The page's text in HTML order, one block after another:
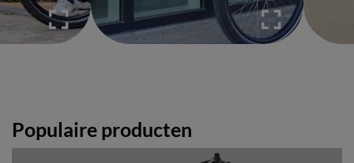
Populaire producten